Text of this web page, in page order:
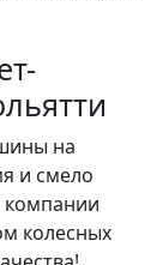
на
и смело
компании
колесных